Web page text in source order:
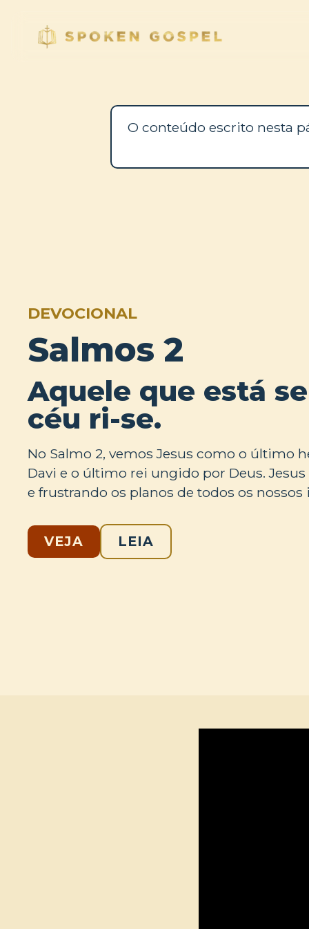
O conteúdo escrito nesta
DEVOCIONAL
Salmos 2
Aquele que está
céu ri-se.
No Salmo 2, vemos Jesus como o último
Davi e o último rei ungido por Deus.
e frustrando os planos de todos os
VEJA LEIA